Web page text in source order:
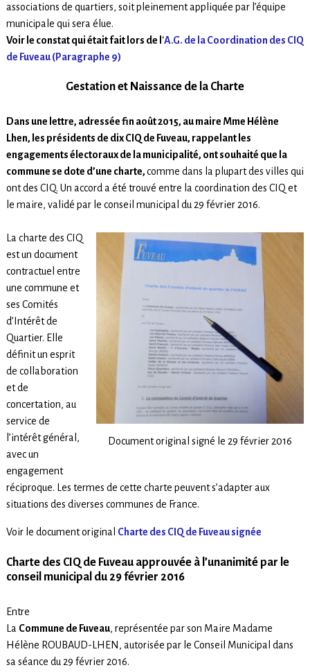
associations de quartiers, soit pleinement appliquée par l’équipe
municipale qui sera élue.
Voir le constat qui était fait lors de l ‘A.G. de la Coordination des CIQ
de Fuveau (Paragraphe 9)
Gestation et Naissance de la Charte
Dans une lettre, adressée fin août 2015, au maire Mme Hélène
Lhen, les présidents de dix CIQ de Fuveau, rappelant les
engagements électoraux de la municipalité, ont souhaité que la
commune se dote d’une charte,comme dans la plupart des villes qui
ont des CIQ. Un accord a été trouvé entre la coordination des CIQ et
le maire, validé par le conseil municipal du 29 février 2016.
Document original signé le 29 février 2016
La charte des CIQ
est un document
contractuel entre
une commune et
ses Comités
d’Intérêt de
Quartier. Elle
définit un esprit
de collaboration
et de
concertation, au
service de
l’intérêt général,
avec un
engagement
réciproque. Les termes de cette charte peuvent s’adapter aux
situations des diverses communes de France.
Voir le document original Charte des CIQ de Fuveau signée
Charte des CIQ de Fuveau approuvée à l’unanimité par le
conseil municipal du 29 février 2016
Entre
La Commune de Fuveau, représentée par son Maire Madame
Hélène ROUBAUD-LHEN, autorisée par le Conseil Municipal dans
sa séance du 29 février 2016.